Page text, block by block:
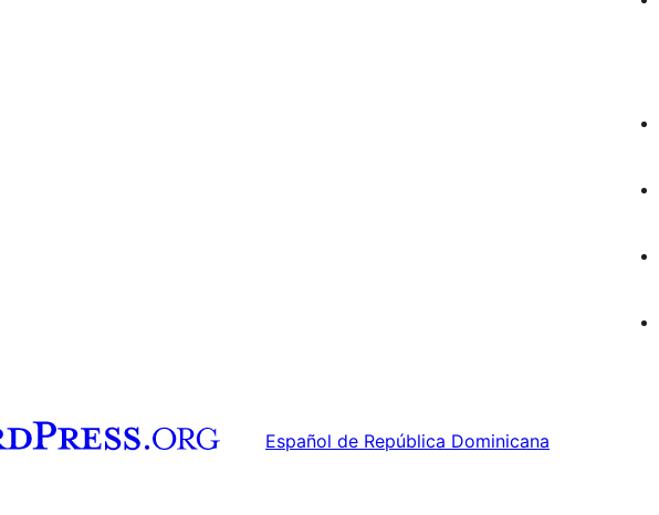
Español de República Dominicana